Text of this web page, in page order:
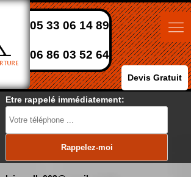
05 33 06 14 89
06 86 03 52 64
Devis Gratuit
Etre rappelé immédiatement: